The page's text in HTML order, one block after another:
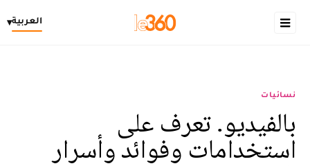
العربية▾
نسائيات
بالفيديو. تعرف على
استخدامات وفوائد وأسرار